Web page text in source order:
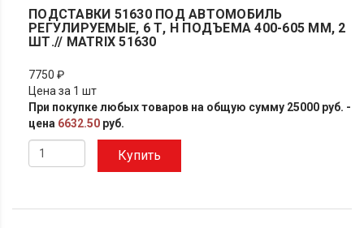
ПОДСТАВКИ 51630 ПОД АВТОМОБИЛЬ
РЕГУЛИРУЕМЫЕ, 6 Т, H ПОДЪЕМА 400-605 ММ, 2
ШТ.// MATRIX 51630
7750 ₽
Цена за 1 шт
При покупке любых товаров на общую сумму 25000 руб. -
цена 6632.50 руб.
Купить